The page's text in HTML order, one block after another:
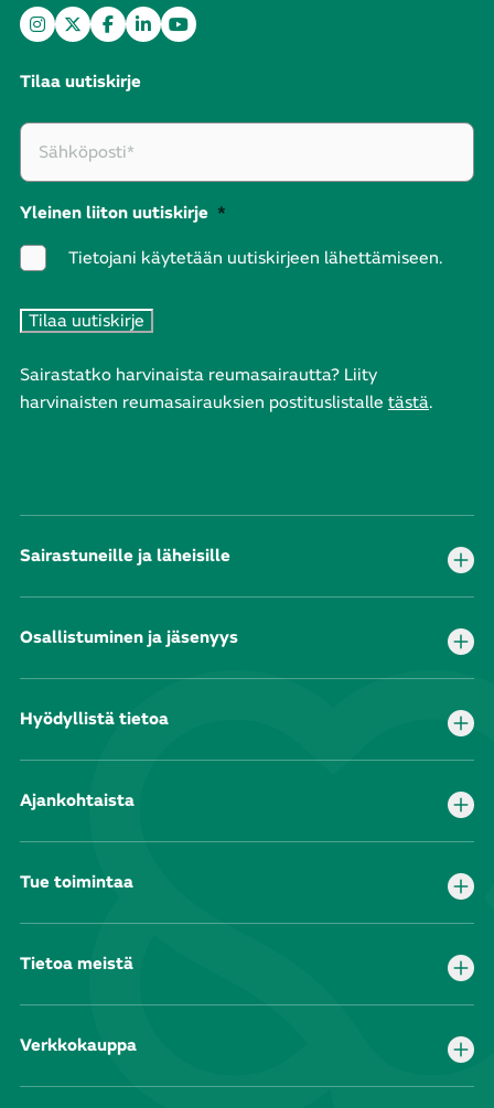
Tilaa uutiskirje
Yleinen liiton uutiskirje *
Tietojani käytetään uutiskirjeen lähettämiseen.
Sairastatko harvinaista reumasairautta? Liity
harvinaisten reumasairauksien postituslistalle tästä.
Sairastuneille ja läheisille
Osallistuminen ja jäsenyys
Hyödyllistä tietoa
Ajankohtaista
Tue toimintaa
Tietoa meistä
Verkkokauppa